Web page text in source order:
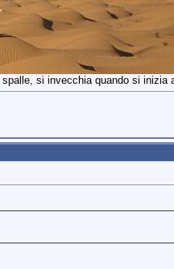
si invecchia quando si inizia